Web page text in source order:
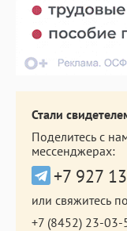
Стали
Поделитесь с
мессенджерах:
+7 927
или свяжитесь
+7 (8452) 23-03-